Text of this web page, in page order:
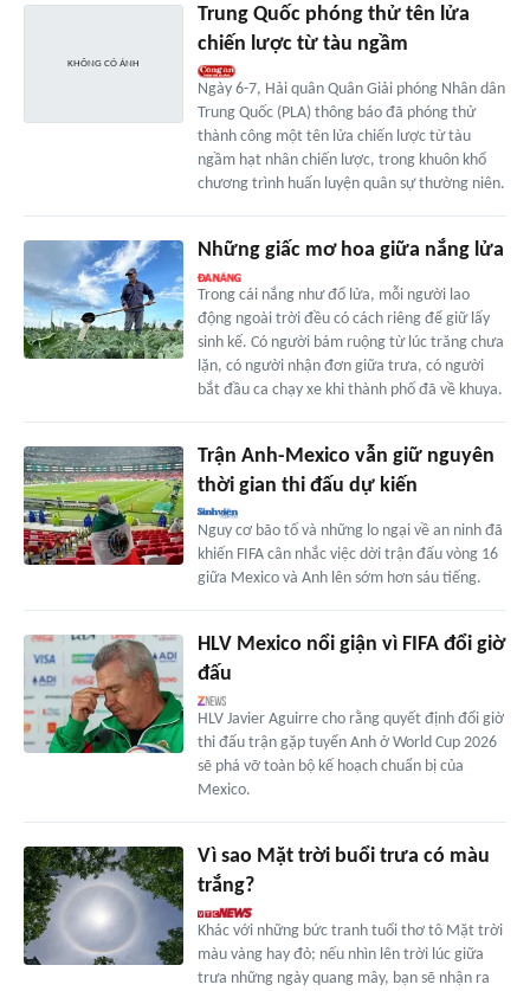
Trung Quốc phóng thử tên lửa
chiến lược từ tàu ngầm
Ngày 6-7, Hải quân Quân Giải phóng Nhân dân
Trung Quốc (PLA) thông báo đã phóng thử
thành công một tên lửa chiến lược từ tàu
ngầm hạt nhân chiến lược, trong khuôn khổ
chương trình huấn luyện quân sự thường niên.
Những giấc mơ hoa giữa nắng lửa
Trong cái nắng như đổ lửa, mỗi người lao
động ngoài trời đều có cách riêng để giữ lấy
sinh kế. Có người bám ruộng từ lúc trăng chưa
lặn, có người nhận đơn giữa trưa, có người
bắt đầu ca chạy xe khi thành phố đã về khuya.
Trận Anh-Mexico vẫn giữ nguyên
thời gian thi đấu dự kiến
Nguy cơ bão tố và những lo ngại về an ninh đã
khiến FIFA cân nhắc việc dời trận đấu vòng 16
giữa Mexico và Anh lên sớm hơn sáu tiếng.
HLV Mexico nổi giận vì FIFA đổi giờ
đấu
HLV Javier Aguirre cho rằng quyết định đổi giờ
thi đấu trận gặp tuyển Anh ở World Cup 2026
sẽ phá vỡ toàn bộ kế hoạch chuẩn bị của
Mexico.
Vì sao Mặt trời buổi trưa có màu
trắng?
Khác với những bức tranh tuổi thơ tô Mặt trời
màu vàng hay đỏ; nếu nhìn lên trời lúc giữa
trưa những ngày quang mây, bạn sẽ nhận ra